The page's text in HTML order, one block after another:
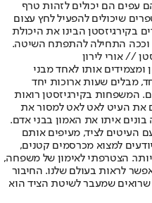
עפים הם יכולים לזהות טרף
שיכולים להפעיל לחץ עצום
בקירגיזסטן הבינו את היכולת
וככה התחילה להתפתח השיטה.
// אורי לירון
ומצמידים אותו לאחד מבני
מבלים שעות ארוכות יחד
המשפחות בקירגיזסטן רואות
את העיט לאט לאט למסור את
איתו את האמון בבני אדם.
העיטים לציד, מעיפים אותם
למצוא מכרסמים קטנים,
הצטרפתי לאימון של משפחה,
לראות בעולם שלנו. החיבור
שרואים שמעבר לשיטת הציד הוא